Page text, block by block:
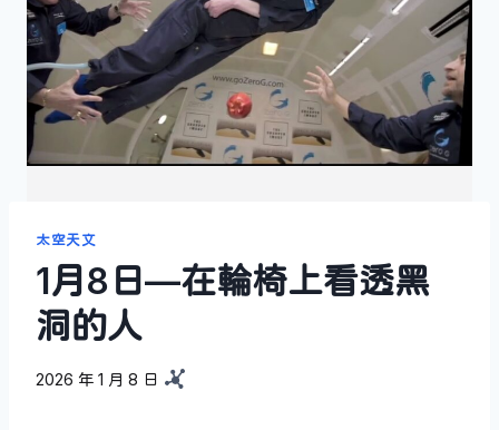
太空天文
1月8日—在輪椅上看透黑
洞的人
2026 年 1 月 8 日